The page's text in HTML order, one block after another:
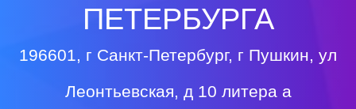
ПЕТЕРБУРГА
196601, г Санкт-Петербург, г Пушкин, ул
Леонтьевская, д 10 литера а